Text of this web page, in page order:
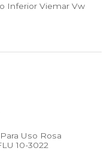
Inferior Viemar Vw
Uso Rosa
10-3022